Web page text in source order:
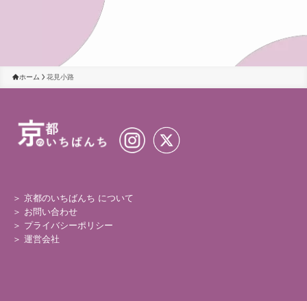
ホーム 花見小路
＞ 京都のいちばんち について
＞ お問い合わせ
＞ プライバシーポリシー
＞ 運営会社